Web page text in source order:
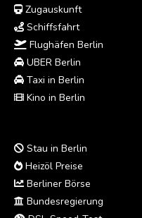
Zugauskunft
Schiffsfahrt
Flughäfen Berlin
UBER Berlin
Taxi in Berlin
Kino in Berlin
Stau in Berlin
Heizöl Preise
Berliner Börse
Bundesregierung